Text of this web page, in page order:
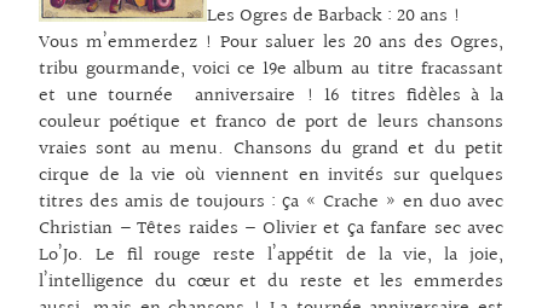
Les Ogres de Barback : 20 ans !
Vous m’emmerdez ! Pour saluer les 20 ans des Ogres,
tribu gourmande, voici ce 19e album au titre fracassant
et une tournée anniversaire ! 16 titres fidèles à la
couleur poétique et franco de port de leurs chansons
vraies sont au menu. Chansons du grand et du petit
cirque de la vie où viennent en invités sur quelques
titres des amis de toujours : ça « Crache » en duo avec
Christian – Têtes raides – Olivier et ça fanfare sec avec
Lo’Jo. Le fil rouge reste l’appétit de la vie, la joie,
l’intelligence du cœur et du reste et les emmerdes